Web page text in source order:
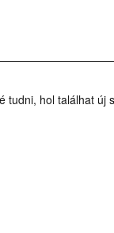
tudni, hol találhat új